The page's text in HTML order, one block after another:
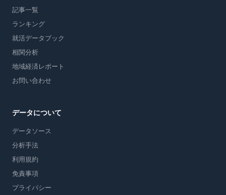
記事一覧
ランキング
就活データブック
相関分析
地域経済レポート
お問い合わせ
データについて
データソース
分析手法
利用規約
免責事項
プライバシー